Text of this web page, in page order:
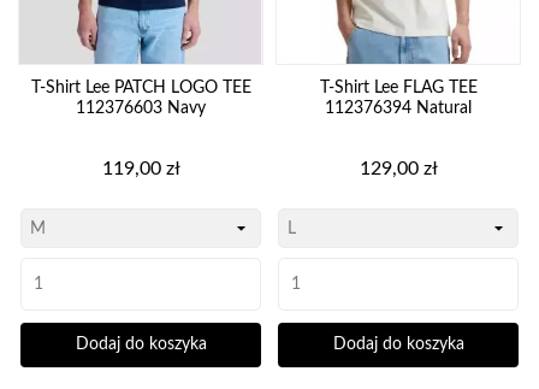
T-Shirt Lee PATCH LOGO TEE
112376603 Navy
Cena
119,00 zł
Dodaj do koszyka
T-Shirt Lee FLAG TEE
112376394 Natural
Cena
129,00 zł
Dodaj do koszyka